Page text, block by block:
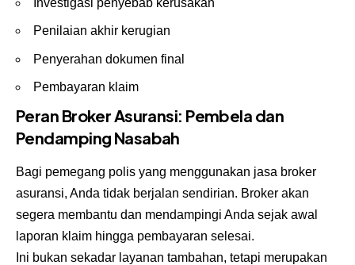
Penilaian akhir kerugian
Penyerahan dokumen final
Pembayaran klaim
Peran Broker Asuransi: Pembela dan
Pendamping Nasabah
Bagi pemegang polis yang menggunakan jasa broker
asuransi, Anda tidak berjalan sendirian. Broker akan
segera membantu dan mendampingi Anda sejak awal
laporan klaim hingga pembayaran selesai.
Ini bukan sekadar layanan tambahan, tetapi merupakan